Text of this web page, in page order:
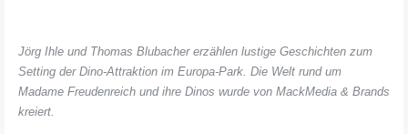
Jörg Ihle und Thomas Blubacher erzählen lustige Geschichten zum
Setting der Dino-Attraktion im Europa-Park. Die Welt rund um
Madame Freudenreich und ihre Dinos wurde von MackMedia & Brands
kreiert.